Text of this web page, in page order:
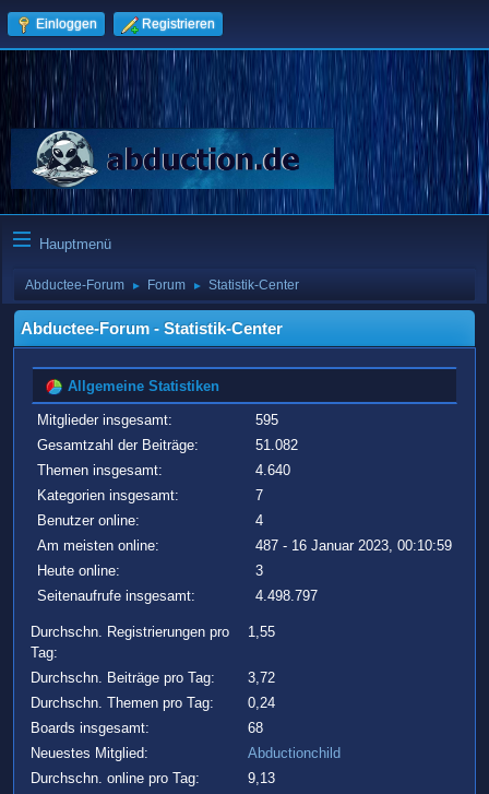
Einloggen Registrieren
Hauptmenü
Abductee-Forum ► Forum ► Statistik-Center
Abductee-Forum - Statistik-Center
Allgemeine Statistiken
Mitglieder insgesamt:
595
Gesamtzahl der Beiträge:
51.082
Themen insgesamt:
4.640
Kategorien insgesamt:
7
Benutzer online:
4
Am meisten online:
487 - 16 Januar 2023, 00:10:59
Heute online:
3
Seitenaufrufe insgesamt:
4.498.797
Durchschn. Registrierungen pro
Tag:
1,55
Durchschn. Beiträge pro Tag:
3,72
Durchschn. Themen pro Tag:
0,24
Boards insgesamt:
68
Neuestes Mitglied:
Abductionchild
Durchschn. online pro Tag:
9,13